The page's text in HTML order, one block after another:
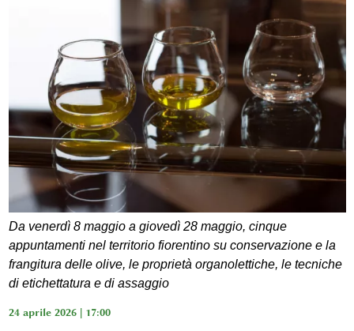
Da venerdì 8 maggio a giovedì 28 maggio, cinque
appuntamenti nel territorio fiorentino su conservazione e la
frangitura delle olive, le proprietà organolettiche, le tecniche
di etichettatura e di assaggio
24 aprile 2026 | 17:00